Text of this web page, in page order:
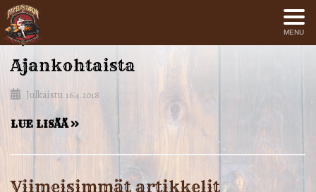
MENU
Ajankohtaista
Julkaistu 16.4.2018
LUE LISÄÄ
Viimeisimmät artikkelit